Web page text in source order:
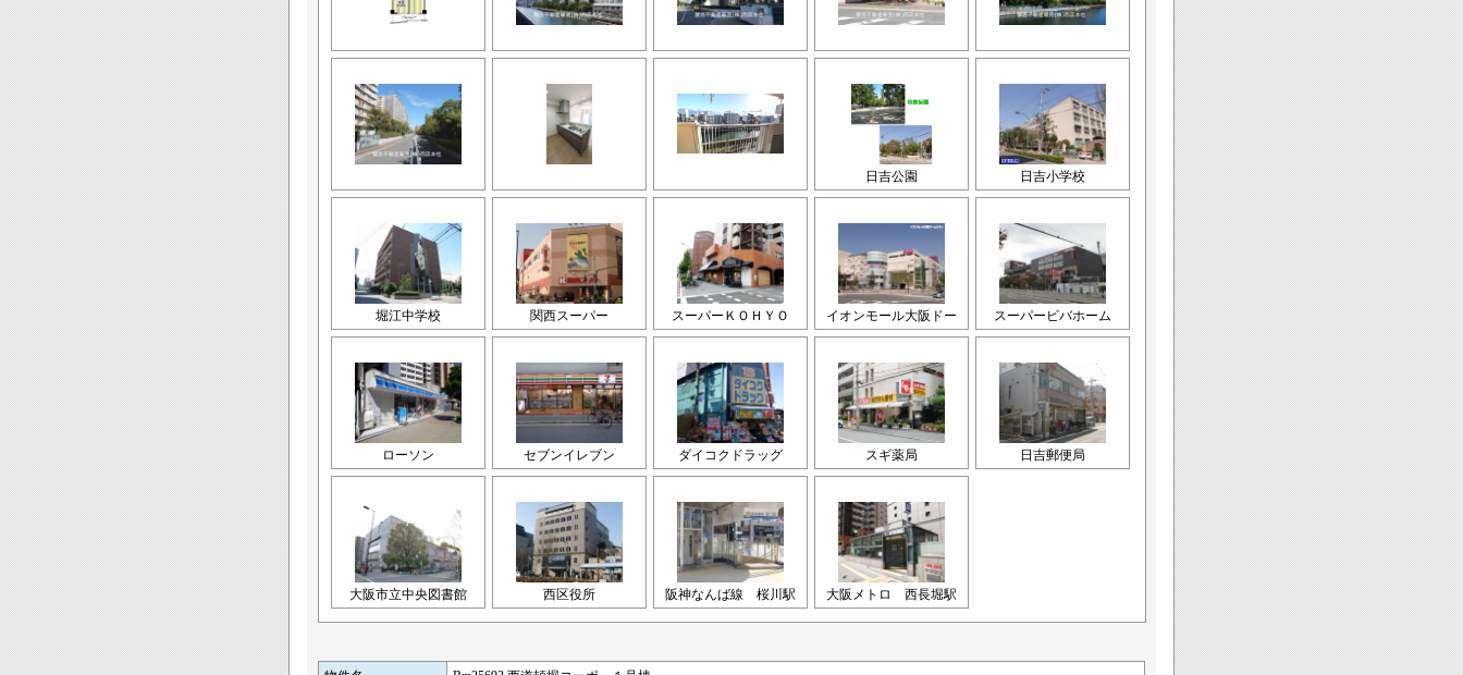
日吉公園 日吉小学校
堀江中学校 関西スーパー スーパーＫＯＨＹＯ イオンモール大阪ドー スーパービバホーム
ローソン セブンイレブン ダイコクドラッグ スギ薬局 日吉郵便局
大阪市立中央図書館 西区役所 阪神なんば線 桜川駅 大阪メトロ 西長堀駅